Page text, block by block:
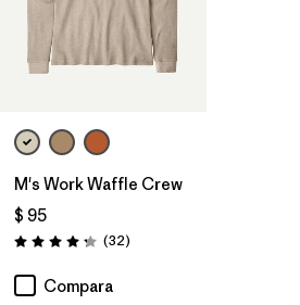
M's Work Waffle Crew
$ 95
Valoración: 4.3 / 5
(32Comentarios
)
Compara